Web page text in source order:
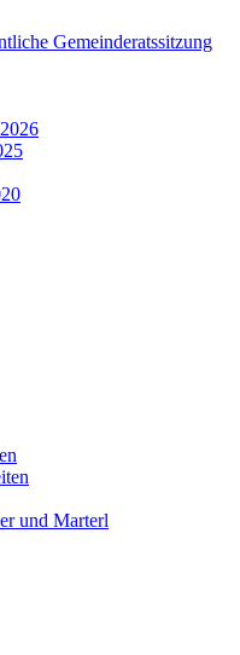
Gemeinderatssitzung
und Marterl